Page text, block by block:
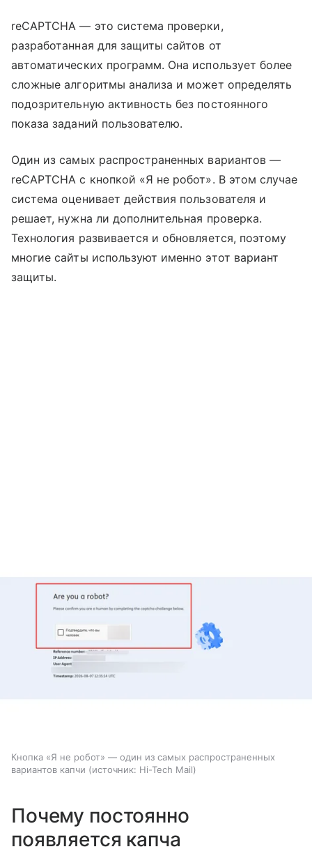
reCAPTCHA — это система проверки,
разработанная для защиты сайтов от
автоматических программ. Она использует более
сложные алгоритмы анализа и может определять
подозрительную активность без постоянного
показа заданий пользователю.
Один из самых распространенных вариантов —
reCAPTCHA с кнопкой «Я не робот». В этом случае
система оценивает действия пользователя и
решает, нужна ли дополнительная проверка.
Технология развивается и обновляется, поэтому
многие сайты используют именно этот вариант
защиты.
Кнопка «Я не робот» — один из самых распространенных
вариантов капчи
источник: Hi-Tech Mail
Почему постоянно
появляется капча